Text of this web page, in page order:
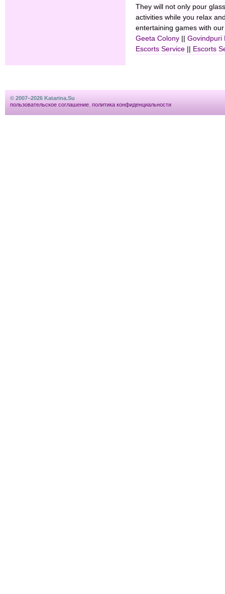
They will not only pour
activities while you relax
entertaining games with
Geeta Colony
Govindpuri
Escorts Service
Escorts
© 2007–2026 Katarina.Su
пользовательское соглашение политика конфиденциальности